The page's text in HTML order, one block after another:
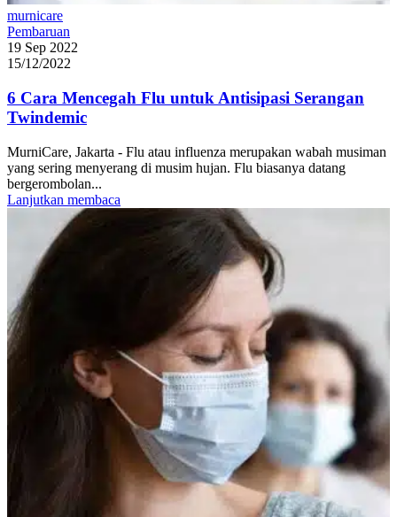
murnicare
Pembaruan
19 Sep 2022
15/12/2022
6 Cara Mencegah Flu untuk Antisipasi Serangan
Twindemic
MurniCare, Jakarta - Flu atau influenza merupakan wabah musiman
yang sering menyerang di musim hujan. Flu biasanya datang
bergerombolan...
Lanjutkan membaca